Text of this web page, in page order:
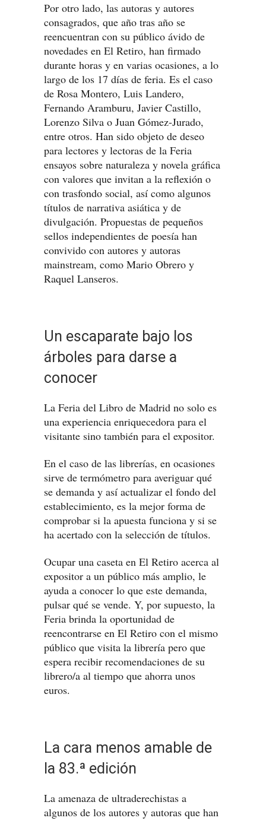
Por otro lado, las autoras y autores
consagrados, que año tras año se
reencuentran con su público ávido de
novedades en El Retiro, han firmado
durante horas y en varias ocasiones, a lo
largo de los 17 días de feria. Es el caso
de Rosa Montero, Luis Landero,
Fernando Aramburu, Javier Castillo,
Lorenzo Silva o Juan Gómez-Jurado,
entre otros. Han sido objeto de deseo
para lectores y lectoras de la Feria
ensayos sobre naturaleza y novela gráfica
con valores que invitan a la reflexión o
con trasfondo social, así como algunos
títulos de narrativa asiática y de
divulgación. Propuestas de pequeños
sellos independientes de poesía han
convivido con autores y autoras
mainstream, como Mario Obrero y
Raquel Lanseros.
Un escaparate bajo los
árboles para darse a
conocer
La Feria del Libro de Madrid no solo es
una experiencia enriquecedora para el
visitante sino también para el expositor.
En el caso de las librerías, en ocasiones
sirve de termómetro para averiguar qué
se demanda y así actualizar el fondo del
establecimiento, es la mejor forma de
comprobar si la apuesta funciona y si se
ha acertado con la selección de títulos.
Ocupar una caseta en El Retiro acerca al
expositor a un público más amplio, le
ayuda a conocer lo que este demanda,
pulsar qué se vende. Y, por supuesto, la
Feria brinda la oportunidad de
reencontrarse en El Retiro con el mismo
público que visita la librería pero que
espera recibir recomendaciones de su
librero/a al tiempo que ahorra unos
euros.
La cara menos amable de
la 83.ª edición
La amenaza de ultraderechistas a
algunos de los autores y autoras que han